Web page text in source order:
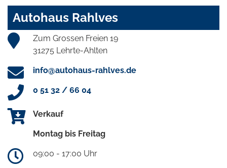
Autohaus Rahlves
Zum Grossen Freien 19
31275 Lehrte-Ahlten
info@autohaus-rahlves.de
0 51 32 / 66 04
Verkauf
Montag bis Freitag
09:00 - 17:00 Uhr